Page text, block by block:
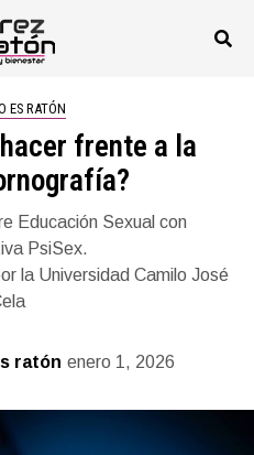
ES RATÓN
frente a la
Educación Sexual con
PsiSex.
la Universidad Camilo José
ratón enero 1, 2026